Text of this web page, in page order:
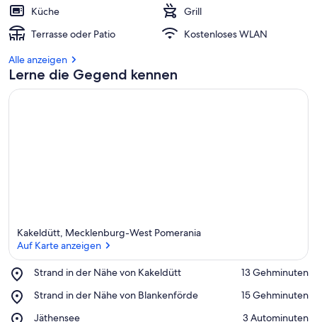
Küche
Grill
Terrasse oder Patio
Kostenloses WLAN
Alle anzeigen
Lerne die Gegend kennen
Kakeldütt, Mecklenburg-West Pomerania
Auf Karte anzeigen
Strand in der Nähe von Kakeldütt
Place,
in
‪13 Gehminuten‬
Strand in der Nähe von Blankenförde
Place,
‪15 Gehminuten‬
Jäthensee
Place,
‪3 Autominuten‬